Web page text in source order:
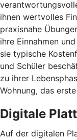
ihnen wertvolles
praxisnahe
ihre Einnahmen
sie typische
und Schüler
zu ihrer
Wohnung, das
Digitale
Auf der digitalen